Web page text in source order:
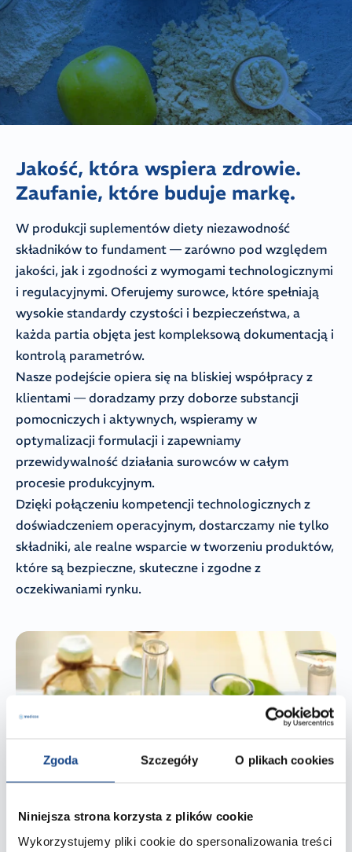
Zgoda Szczegóły O plikach cookies
Niniejsza strona korzysta z plików cookie
Wykorzystujemy pliki cookie do spersonalizowania treści
Jakość, która wspiera zdrowie.
Zaufanie, które buduje markę.
W produkcji suplementów diety niezawodność
składników to fundament — zarówno pod względem
jakości, jak i zgodności z wymogami technologicznymi
i regulacyjnymi. Oferujemy surowce, które spełniają
wysokie standardy czystości i bezpieczeństwa, a
każda partia objęta jest kompleksową dokumentacją i
kontrolą parametrów.
Nasze podejście opiera się na bliskiej współpracy z
klientami — doradzamy przy doborze substancji
pomocniczych i aktywnych, wspieramy w
optymalizacji formulacji i zapewniamy
przewidywalność działania surowców w całym
procesie produkcyjnym.
Dzięki połączeniu kompetencji technologicznych z
doświadczeniem operacyjnym, dostarczamy nie tylko
składniki, ale realne wsparcie w tworzeniu produktów,
które są bezpieczne, skuteczne i zgodne z
oczekiwaniami rynku.